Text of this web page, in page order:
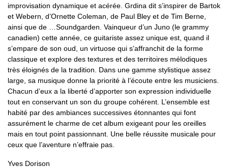
improvisation dynamique et acérée. Grdina dit s’inspirer de Bartok
et Webern, d’Ornette Coleman, de Paul Bley et de Tim Berne,
ainsi que de …Soundgarden. Vainqueur d’un Juno (le grammy
canadien) cette année, ce guitariste assez unique est, quand il
s’empare de son oud, un virtuose qui s’affranchit de la forme
classique et explore des textures et des territoires mélodiques
très éloignés de la tradition. Dans une gamme stylistique assez
large, sa musique donne la priorité à l’écoute entre les musiciens.
Chacun d’eux a la liberté d’apporter son expression individuelle
tout en conservant un son du groupe cohérent. L’ensemble est
habité par des ambiances successives étonnantes qui font
assurément le charme de cet album exigeant pour les oreilles
mais en tout point passionnant. Une belle réussite musicale pour
ceux que l’aventure n’effraie pas.
Yves Dorison